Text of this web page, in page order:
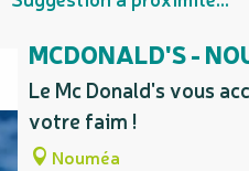
MCDONALD'S -
Le Mc Donald's vous
votre faim !
Nouméa